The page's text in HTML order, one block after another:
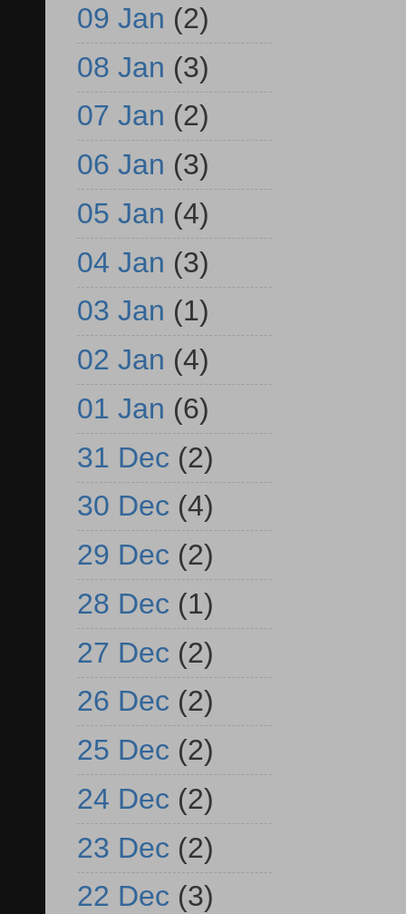
09 Jan (2)
08 Jan (3)
07 Jan (2)
06 Jan (3)
05 Jan (4)
04 Jan (3)
03 Jan (1)
02 Jan (4)
01 Jan (6)
31 Dec (2)
30 Dec (4)
29 Dec (2)
28 Dec (1)
27 Dec (2)
26 Dec (2)
25 Dec (2)
24 Dec (2)
23 Dec (2)
22 Dec (3)